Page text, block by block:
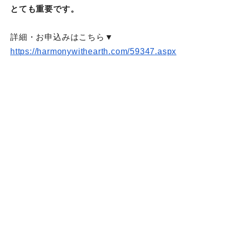
とても重要です。
詳細・お申込みはこちら▼
https://harmonywithearth.com/59347.aspx